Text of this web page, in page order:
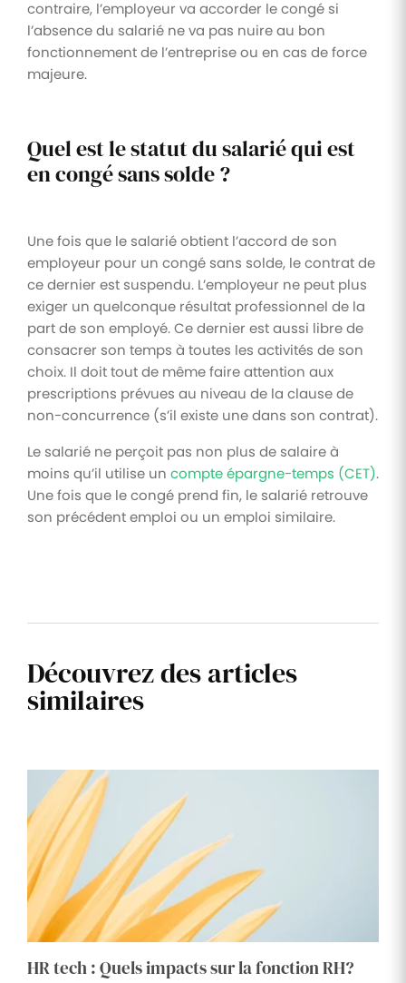
contraire, l’employeur va accorder le congé si
l’absence du salarié ne va pas nuire au bon
fonctionnement de l’entreprise ou en cas de force
majeure.
Quel est le statut du salarié qui est
en congé sans solde ?
Une fois que le salarié obtient l’accord de son
employeur pour un congé sans solde, le contrat de
ce dernier est suspendu. L’employeur ne peut plus
exiger un quelconque résultat professionnel de la
part de son employé. Ce dernier est aussi libre de
consacrer son temps à toutes les activités de son
choix. Il doit tout de même faire attention aux
prescriptions prévues au niveau de la clause de
non-concurrence (s’il existe une dans son contrat).
Le salarié ne perçoit pas non plus de salaire à
moins qu’il utilise un compte épargne-temps (CET).
Une fois que le congé prend fin, le salarié retrouve
son précédent emploi ou un emploi similaire.
Découvrez des articles
similaires
HR tech : Quels impacts sur la fonction RH?